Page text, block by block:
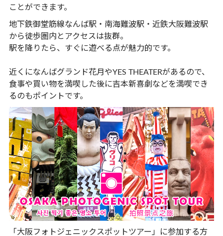
ことができます。
地下鉄御堂筋線なんば駅・南海難波駅・近鉄大阪難波駅
から徒歩圏内とアクセスは抜群。
駅を降りたら、すぐに遊べる点が魅力的です。
近くになんばグランド花月やYES THEATERがあるので、
食事や買い物を満喫した後に吉本新喜劇などを満喫でき
るのもポイントです。
「大阪フォトジェニックスポットツアー」に参加する方